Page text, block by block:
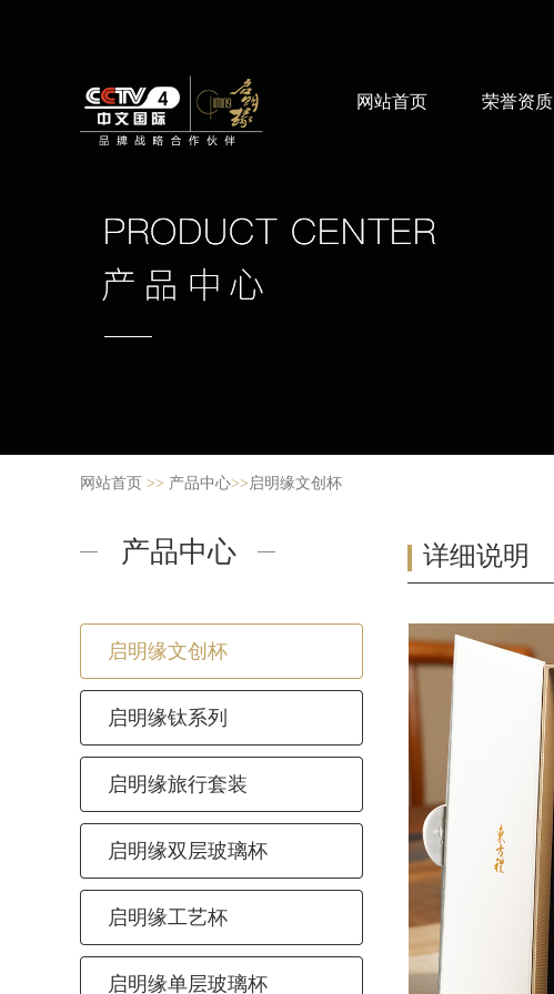
网站首页 荣誉资质
网站首页 >> 产品中心>> 启明缘文创杯
产品中心
启明缘文创杯
启明缘钛系列
启明缘旅行套装
启明缘双层玻璃杯
启明缘工艺杯
启明缘单层玻璃杯
详细说明